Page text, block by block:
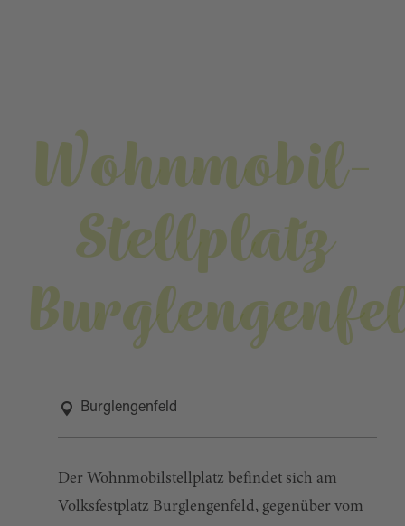
Wohnmobil-
Stellplatz
Burglengenfeld
Der Wohnmobilstellplatz befindet sich am
Volksfestplatz Burglengenfeld, gegenüber vom